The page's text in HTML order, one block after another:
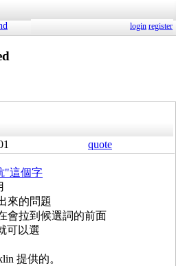
login register
quote
"這個字
來的問題
會拉到候選詞的前面
可以選
提供的。